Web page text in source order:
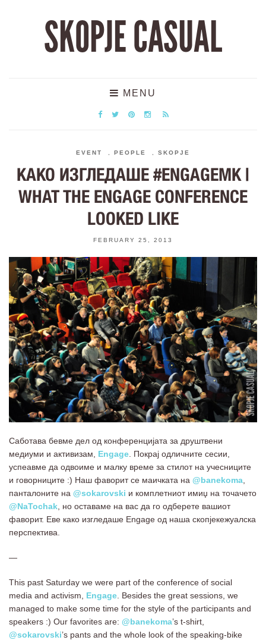
SKOPJE CASUAL
MENU
EVENT PEOPLE SKOPJE
КАКО ИЗГЛЕДАШЕ #ENGAGEMK |
WHAT THE ENGAGE CONFERENCE
LOOKED LIKE
FEBRUARY 25, 2013
Саботава бевме дел од конференцијата за друштвени
медиуми и активизам, Engage . Покрај одличните сесии,
успеавме да одвоиме и малку време за стилот на учесниците
и говорниците :) Наш фаворит се маичката на @banekoma
панталоните на @sokarovski и комплетниот имиџ на точачето
@NaTochak , но оставаме на вас да го одберете вашиот
фаворит. Еве како изгледаше Engage од наша скопјекежуалска
перспектива.
—
This past Saturday we were part of the conference of social
media and activism, Engage . Besides the great sessions, we
managed to make some time for the style of the participants and
speakers :) Our favorites are: @banekoma’s t-shirt,
@sokarovski’s pants and the whole look of the speaking-bike